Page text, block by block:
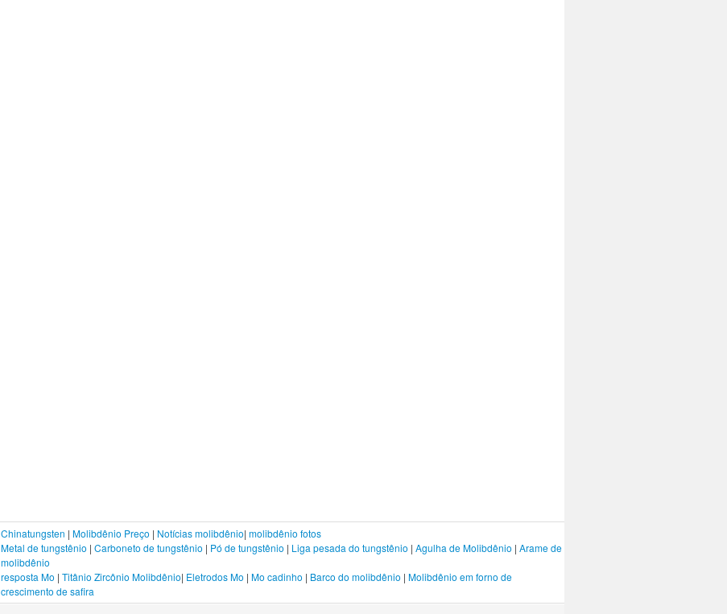
Chinatungsten | Molibdênio Preço | Notícias molibdênio| molibdênio fotos
Metal de tungstênio | Carboneto de tungstênio | Pó de tungstênio | Liga pesada do tungstênio | Agulha de Molibdênio | Arame de
molibdênio
resposta Mo | Titânio Zircônio Molibdênio| Eletrodos Mo | Mo cadinho | Barco do molibdênio | Molibdênio em forno de
crescimento de safira